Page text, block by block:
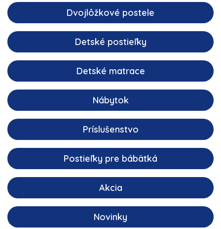
Dvojlôžkové postele
Detské postieľky
Detské matrace
Nábytok
Príslušenstvo
Postieľky pre bábätká
Akcia
Novinky